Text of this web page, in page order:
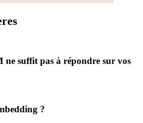
suffit pas à répondre sur vos
?